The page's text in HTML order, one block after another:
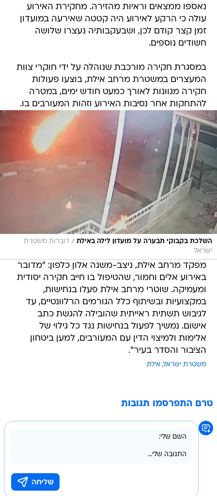
נאספו ממצאים וראיות מהזירה. מחקירת האירוע
עולה כי הרקע לאירוע היה קטטה שאירעה במועדון
זמן קצר קודם לכן, ושבעקבותיה נעצרו שלושה
חשודים נוספים.
במסגרת חקירה מורכבת שנוהלה על ידי חוקרי צוות
המעצרים במשטרת מרחב אילת, בוצעו פעולות
חקירה מגוונות לאורך כמעט חודש ימים, במטרה
להתחקות אחר נסיבות האירוע וזהות המעורבים בו.
השלכת בקבוקי תבערה על מועדון לילה באילת / דוברות משטרת
ישראל
מפקד מרחב אילת, ניצב-משנה אלון כלפון: "מדובר
באירוע אלים וחמור, שהטיפול בו חייב חקירה יסודית
ומעמיקה. שוטרי מרחב אילת פעלו בנחישות,
במקצועיות ובשיתוף כלל הגורמים הרלוונטיים, עד
לגיבוש תשתית ראייתית שהובילה להגשת כתב
אישום. נמשיך לפעול בנחישות נגד כל גילוי של
אלימות ולמיצוי הדין עם המעורבים, למען ביטחון
הציבור והסדר בעיר".
משטרת ישראל אילת
טרם התפרסמו תגובות